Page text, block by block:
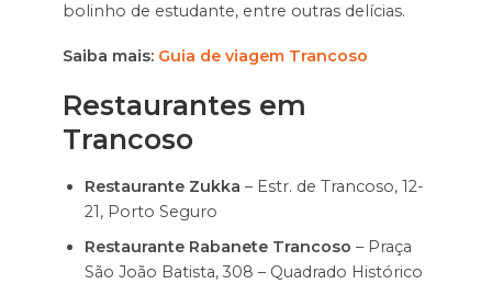
bolinho de estudante, entre outras delícias.
Saiba mais: Guia de viagem Trancoso
Restaurantes em
Trancoso
Restaurante Zukka – Estr. de Trancoso, 12-
21, Porto Seguro
Restaurante Rabanete Trancoso – Praça
São João Batista, 308 – Quadrado Histórico